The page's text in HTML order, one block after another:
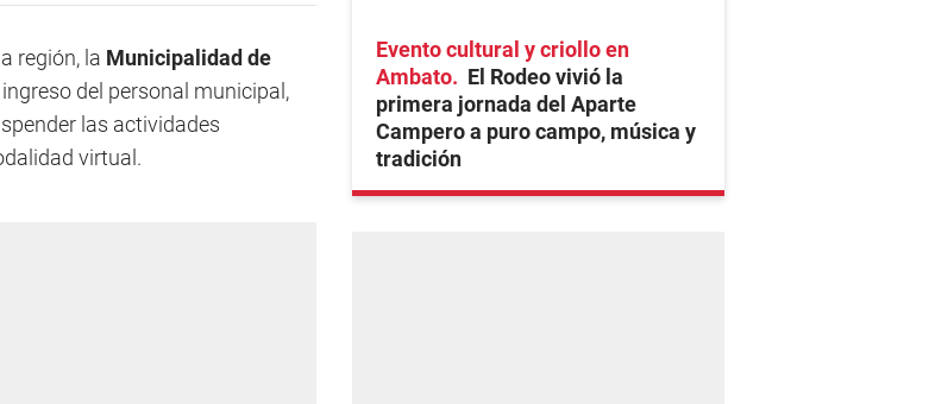
región, la Municipalidad de
del personal municipal,
las actividades
virtual.
Evento cultural y criollo en
Ambato
El Rodeo vivió la
primera jornada del Aparte
Campero a puro campo, música y
tradición